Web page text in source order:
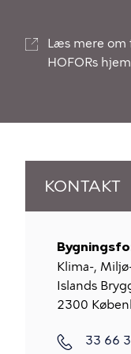
Læs mere om
HOFORs
KONTAKT
Klima-,
Islands
2300
33 66